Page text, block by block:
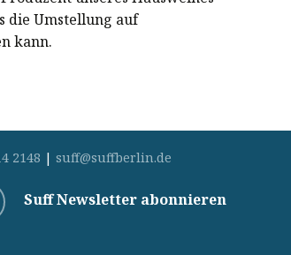
die Umstellung auf
kann.
2148 | suff@suffberlin.de
Suff Newsletter abonnieren